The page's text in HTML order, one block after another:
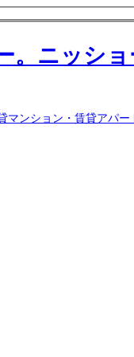
マンション・賃貸アパー